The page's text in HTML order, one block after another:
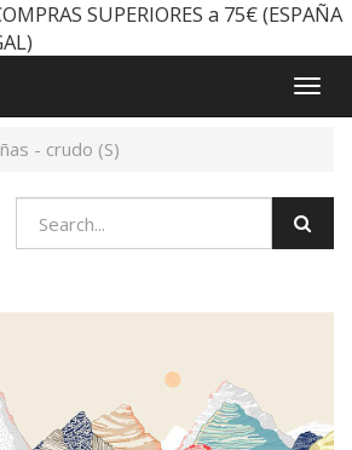
SUPERIORES a 75€ (ESPAÑA
- crudo (S)